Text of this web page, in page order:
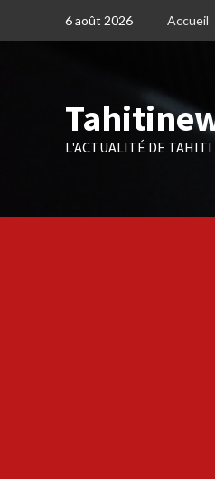
6 août 2026 Accueil
L'ACTUALITÉ DE TAHITI